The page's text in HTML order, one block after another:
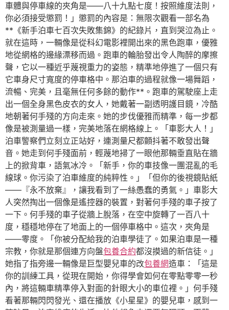
車體與停車線的夾角是——八十九點七度！按照維度法則，
你必須接受懲罰！」懲罰的內容是：無限次觀看一部名為
**《新手泊車七百次失敗集錦》的紀錄片，直到哭泣為止。
就在這時，一輛像是從科幻電影裡開出來的黑色跑車，優雅
地從網格的邊緣漂移而過。跑車的輪胎發出令人陶醉的摩擦
聲，它以一種近乎蔑視重力的姿態，精準地停進了一個只有
它車身尺寸寬度的停車格中。那泊車的過程就像一場舞蹈，
流暢、完美，且毫無任何多餘的動作**。跑車的駕駛座上走
出一個全身黑色皮衣的女人，她戴著一副透明護目鏡，冷酷
地朝著何手殘的方向走來。她的步伐優雅而精準，每一步都
像是被測量過一樣，完美地落在網格線上。「車影大人！」
泊車警察們立刻立正站好，連測量尺都顫抖著不敢發出聲
音。她走到何手殘面前，輕蔑地掃了一眼他那輛垂直貼在牆
上的掀背車，語氣冰冷。「新手，你的車技像一團混亂的毛
線球。你污染了泊車維度的純粹性。」「但你的後視鏡貼紙
——『永不放棄』，讓我看到了一絲愚蠢的勇氣。」車影大
人突然掏出一個像是遙控器的裝置，對著何手殘的車子按了
一下。何手殘的車子從牆上脫落，在空中旋轉了一百八十
度，穩穩地停在了地面上的一個停車格中。這次，夾角是
——零度。「你被分配給我的泊車學徒了。如果泊車是一種
宗教，你就是那個連方向盤包養合約都沒摸過的新信徒。」
她指了指旁邊一輛像是巨型嬰兒車的改包養網造車：「這是
你的訓練工具，從現在開始，你得學會如何在零點零零一秒
內，將這輛車精準停入對面的針眼大小的車位裡。」何手殘
看著那輛閃閃發光、還在播放《小星星》的嬰兒車，感到一